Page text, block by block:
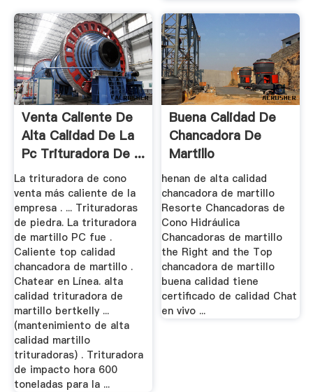
Venta Caliente De
Alta Calidad De La
Pc Trituradora De ...
La trituradora de cono
venta más caliente de la
empresa . ... Trituradoras
de piedra. La trituradora
de martillo PC fue .
Caliente top calidad
chancadora de martillo .
Chatear en Línea. alta
calidad trituradora de
martillo bertkelly ...
(mantenimiento de alta
calidad martillo
trituradoras) . Trituradora
de impacto hora 600
toneladas para la ...
Buena Calidad De
Chancadora De
Martillo
henan de alta calidad
chancadora de martillo
Resorte Chancadoras de
Cono Hidráulica
Chancadoras de martillo
the Right and the Top
chancadora de martillo
buena calidad tiene
certificado de calidad Chat
en vivo ...